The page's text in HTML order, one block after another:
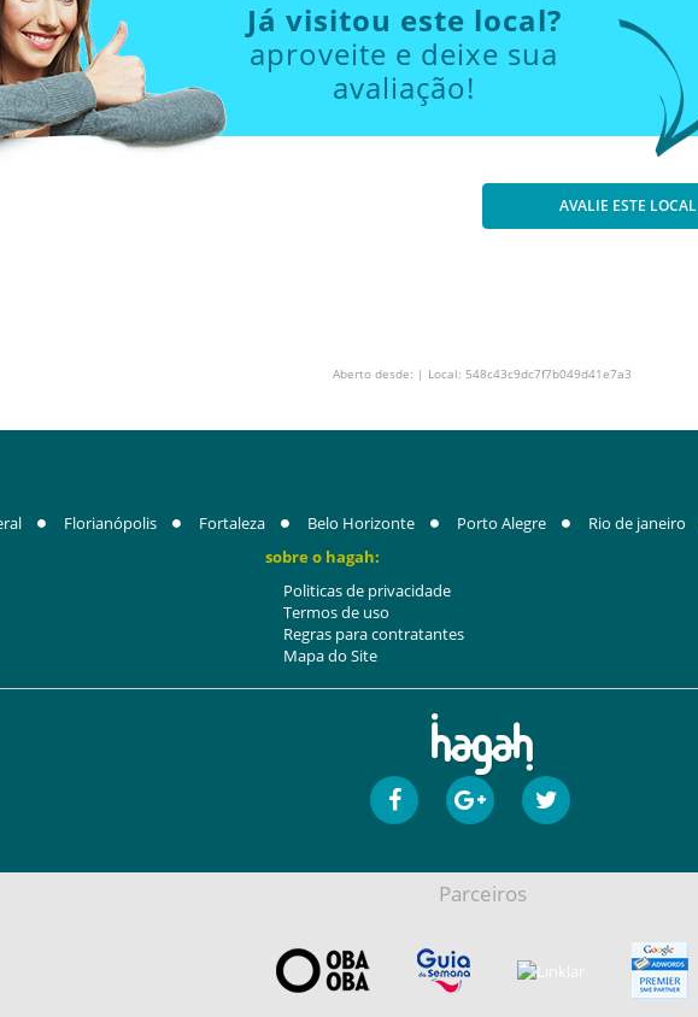
Já visitou este local?
aproveite e deixe sua
avaliação!
AVALIE ESTE LOCAL
Aberto desde: | Local: 548c43c9dc7f7b049d41e7a3
Florianópolis Fortaleza Belo Horizonte Porto Alegre Rio de janeiro
sobre o hagah:
Politicas de privacidade
Termos de uso
Regras para contratantes
Mapa do Site
Parceiros